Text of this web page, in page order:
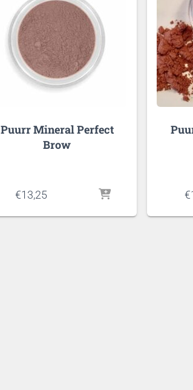
Puurr Mineral Perfect
Brow
€13,25 €